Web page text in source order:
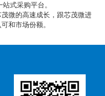
式采购平台。
微的高速成长，跟芯茂微进
和市场份额。